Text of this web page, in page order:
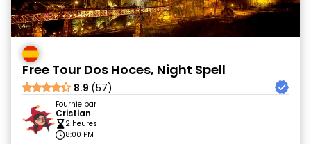
Free Tour Dos Hoces, Night Spell
8.9 (57)
Fournie par
Cristian
2 heures
8:00 PM